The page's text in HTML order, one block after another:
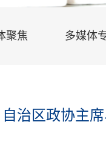
聚焦 多媒体
自治区政协主